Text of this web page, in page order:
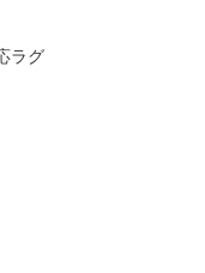
ラグ